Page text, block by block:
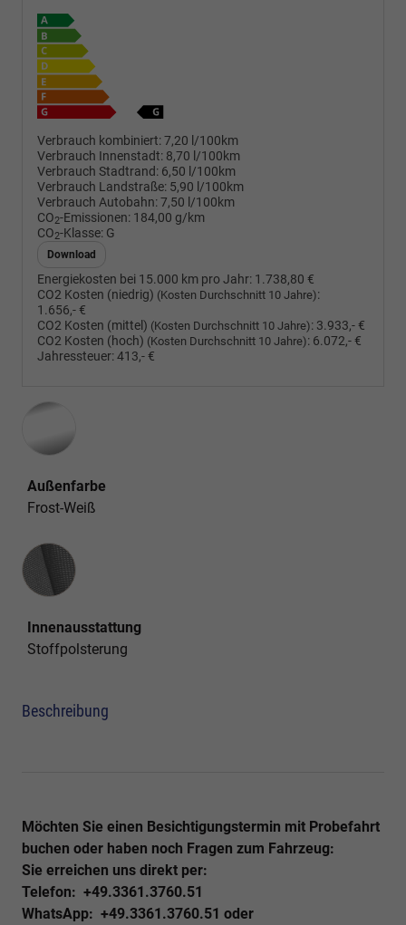
Verbrauch kombiniert:7,20 l/100km
Verbrauch Innenstadt: 8,70 l/100km
Verbrauch Stadtrand: 6,50 l/100km
Verbrauch Landstraße: 5,90 l/100km
Verbrauch Autobahn:7,50 l/100km
CO2-Emissionen: 184,00 g/km
CO2-Klasse: G
Download
Energiekosten bei 15.000 km pro Jahr: 1.738,80 €
CO2 Kosten (niedrig) (Kosten Durchschnitt 10 Jahre):
1.656,- €
CO2 Kosten (mittel) (Kosten Durchschnitt 10 Jahre): 3.933,- €
CO2 Kosten (hoch) (Kosten Durchschnitt 10 Jahre): 6.072,- €
Jahressteuer:413,- €
Außenfarbe
Frost-Weiß
Innenausstattung
Innenausstattung
Stoffpolsterung
Beschreibung
Möchten Sie einen Besichtigungstermin mit Probefahrt
buchen oder haben noch Fragen zum Fahrzeug:
Sie erreichen uns direkt per:
Telefon: +49.3361.3760.51
WhatsApp: +49.3361.3760.51 oder